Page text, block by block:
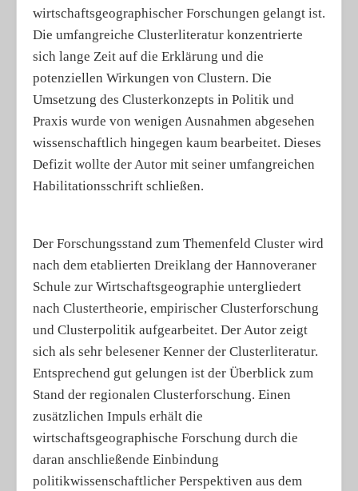
wirtschaftsgeographischer Forschungen gelangt ist.
Die umfangreiche Clusterliteratur konzentrierte
sich lange Zeit auf die Erklärung und die
potenziellen Wirkungen von Clustern. Die
Umsetzung des Clusterkonzepts in Politik und
Praxis wurde von wenigen Ausnahmen abgesehen
wissenschaftlich hingegen kaum bearbeitet. Dieses
Defizit wollte der Autor mit seiner umfangreichen
Habilitationsschrift schließen.
Der Forschungsstand zum Themenfeld Cluster wird
nach dem etablierten Dreiklang der Hannoveraner
Schule zur Wirtschaftsgeographie untergliedert
nach Clustertheorie, empirischer Clusterforschung
und Clusterpolitik aufgearbeitet. Der Autor zeigt
sich als sehr belesener Kenner der Clusterliteratur.
Entsprechend gut gelungen ist der Überblick zum
Stand der regionalen Clusterforschung. Einen
zusätzlichen Impuls erhält die
wirtschaftsgeographische Forschung durch die
daran anschließende Einbindung
politikwissenschaftlicher Perspektiven aus dem